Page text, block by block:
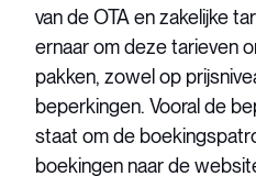
van de OTA en zakelijke
ernaar om deze tarieven
pakken, zowel op
beperkingen. Vooral de
staat om de
boekingen naar de